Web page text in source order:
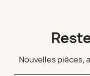
Nouvelles pièces,